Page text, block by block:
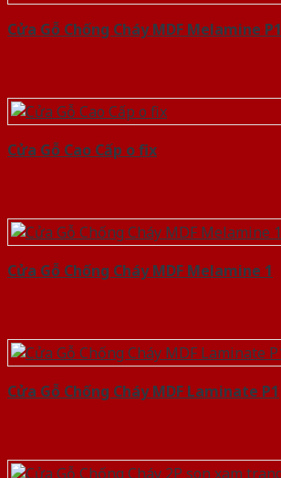
Cửa Gỗ Chống Cháy MDF Melamine
Cửa Gỗ Cao Cấp o fix
Cửa Gỗ Chống Cháy MDF Melamine 1
Cửa Gỗ Chống Cháy MDF Laminate P1